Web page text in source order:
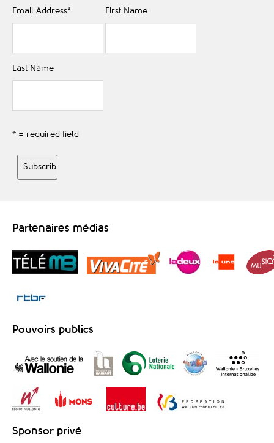
Email Address* First Name
Last Name
* = required field
Partenaires médias
Pouvoirs publics
Sponsor privé